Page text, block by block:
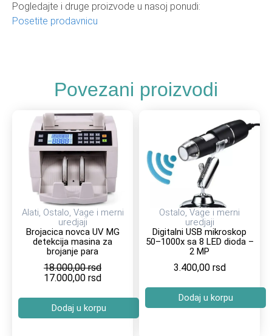
Pogledajte i druge proizvode u nasoj ponudi:
Posetite prodavnicu
Povezani proizvodi
Alati, Ostalo, Vage i merni
uredjaji
Brojacica novca UV MG
detekcija masina za
brojanje para
18.000,00rsd
17.000,00 rsd
Dodaj u korpu
Ostalo, Vage i merni
uredjaji
Digitalni USB mikroskop
50–1000x sa 8 LED dioda –
2 MP
3.400,00 rsd
Dodaj u korpu